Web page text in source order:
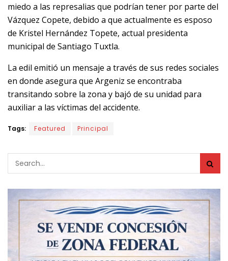
miedo a las represalias que podrían tener por parte del
Vázquez Copete, debido a que actualmente es esposo
de Kristel Hernández Topete, actual presidenta
municipal de Santiago Tuxtla.
La edil emitió un mensaje a través de sus redes sociales
en donde asegura que Argeniz se encontraba
transitando sobre la zona y bajó de su unidad para
auxiliar a las víctimas del accidente.
Tags: Featured Principal